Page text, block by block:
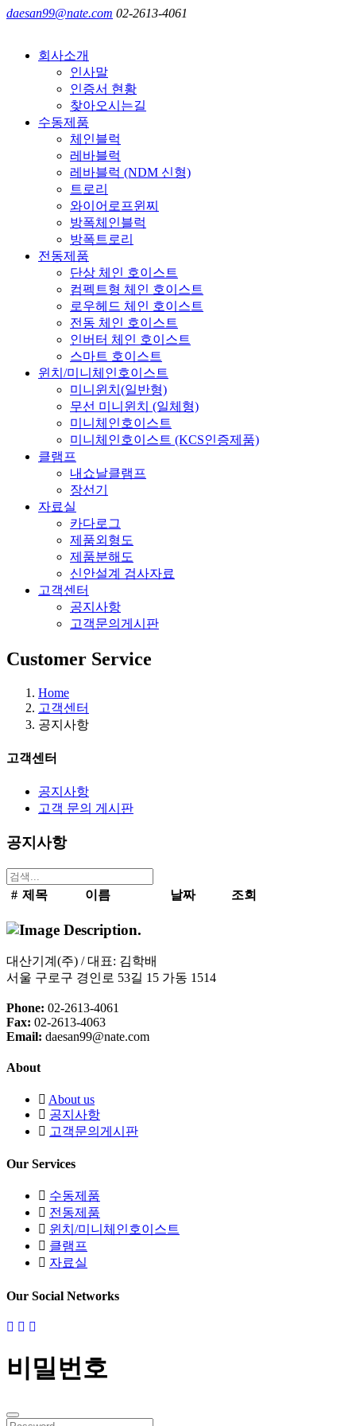
daesan99@nate.com 02-2613-4061
회사소개
인사말
인증서 현황
찾아오시는길
수동제품
체인블럭
레바블럭
레바블럭 (NDM 신형)
트로리
와이어로프윈찌
방폭체인블럭
방폭트로리
전동제품
단상 체인 호이스트
컴펙트형 체인 호이스트
로우헤드 체인 호이스트
전동 체인 호이스트
인버터 체인 호이스트
스마트 호이스트
윈치/미니체인호이스트
미니윈치(일반형)
무선 미니윈치 (일체형)
미니체인호이스트
미니체인호이스트 (KCS인증제품)
클램프
내쇼날클램프
장선기
자료실
카다로그
제품외형도
제품분해도
신안설계 검사자료
고객센터
공지사항
고객문의게시판
Customer Service
Home
고객센터
공지사항
고객센터
공지사항
고객 문의 게시판
공지사항
# 제목 이름 날짜 조회
.
대산기계(주) / 대표: 김학배
서울 구로구 경인로 53길 15 가동 1514
Phone: 02-2613-4061
Fax: 02-2613-4063
Email: daesan99@nate.com
About
About us
공지사항
고객문의게시판
Our Services
수동제품
전동제품
윈치/미니체인호이스트
클램프
자료실
Our Social Networks
비밀번호